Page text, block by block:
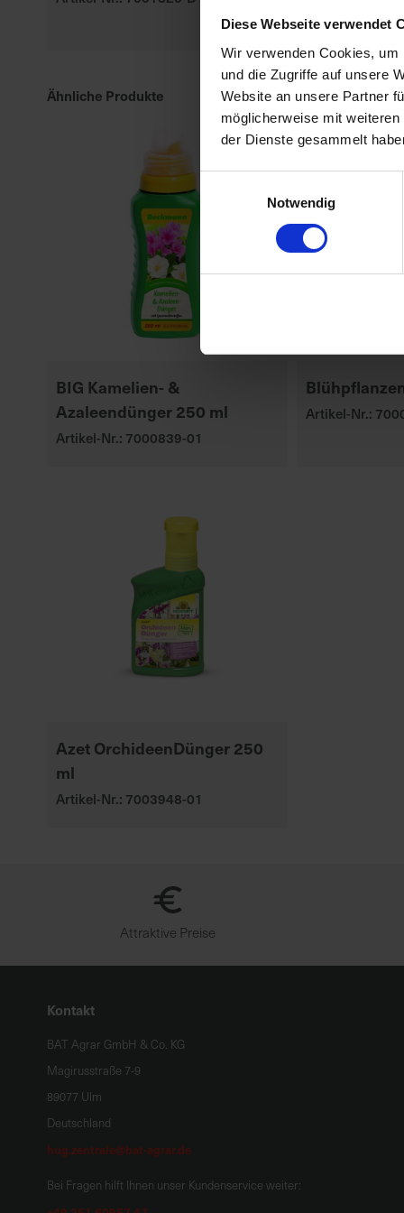
Diese Webseite verwendet
Wir verwenden Cookies,
und die Zugriffe auf unsere
Website an unsere Partner
möglicherweise mit
der Dienste gesammelt
Notwendig
Artikel-Nr.:
Ähnliche Produkte
BIG Kamelien- &
Azaleendünger 250 ml
Artikel-Nr.: 7000839-01
Artikel-Nr.:
Azet OrchideenDünger 250
ml
Artikel-Nr.: 7003948-01
Attraktive Preise
Kontakt
BAT Agrar GmbH & Co. KG
Magirusstraße 7-9
89077 Ulm
Deutschland
hug.zentrale@bat-agrar.de
Bei Fragen hilft Ihnen unser Kundenservice weiter: